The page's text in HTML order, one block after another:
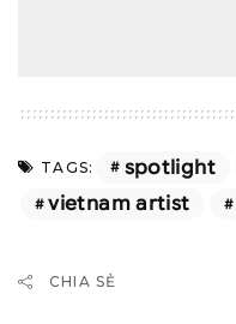
TAGS: spotlight
vietnam artist
CHIA SẺ